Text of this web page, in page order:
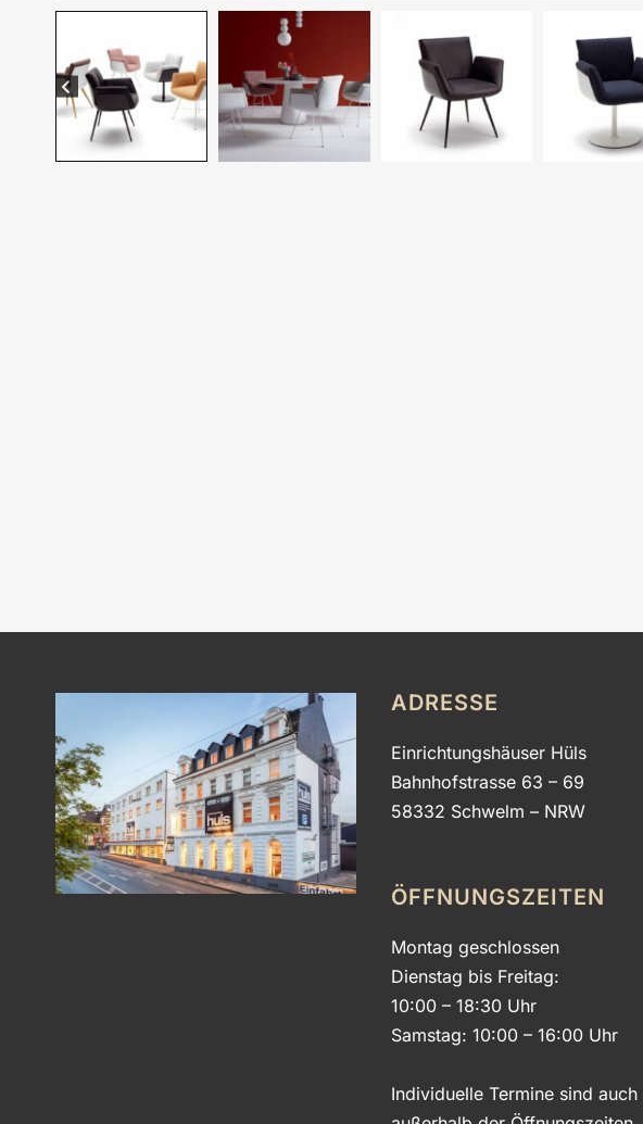
ADRESSE
Einrichtungshäuser Hüls
Bahnhofstrasse 63 – 69
58332 Schwelm – NRW
ÖFFNUNGSZEITEN
Montag geschlossen
Dienstag bis Freitag:
10:00 – 18:30 Uhr
Samstag: 10:00 – 16:00 Uhr
Individuelle Termine sind auch